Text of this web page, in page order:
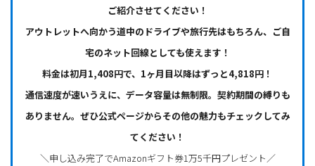
ご紹介させてください！
アウトレットへ向かう道中のドライブや旅行先はもちろん、ご自
宅のネット回線としても使えます！
料金は初月1,408円で、1ヶ月目以降はずっと4,818円！
通信速度が速いうえに、データ容量は無制限。契約期間の縛りも
ありません。ぜひ公式ページからその他の魅力もチェックしてみ
てください！
＼申し込み完了でAmazonギフト券1万5千円プレゼント／